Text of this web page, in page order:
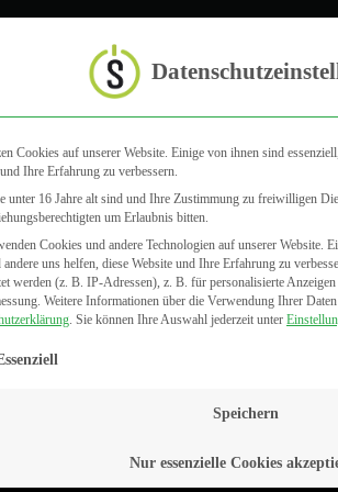
Feedback
Cookies auf unserer Website. Einige von ihnen sind
Ihre Erfahrung zu verbessern.
unter 16 Jahre alt sind und Ihre Zustimmung zu freiwilligen
um Erlaubnis bitten.
Cookies und andere Technologien auf unserer Website.
andere uns helfen, diese Website und Ihre Erfahrung zu
werden (z. B. IP-Adressen), z. B. für personalisierte
Weitere Informationen über die Verwendung Ihrer
. Sie können Ihre Auswahl jederzeit unter
eine Liste der Service-Gruppen, für die eine
Speichern
Nur essenzielle Cookies